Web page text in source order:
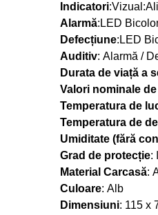
Indicatori
Alarmă:LED
Defecțiune:LED
Auditiv: Alarmă /
Durata de viață a
Valori nominale
Temperatura de
Temperatura de
Umiditate (fără
Grad de protecție:
Material Carcasă:
Culoare: Alb
Dimensiuni: 115 x